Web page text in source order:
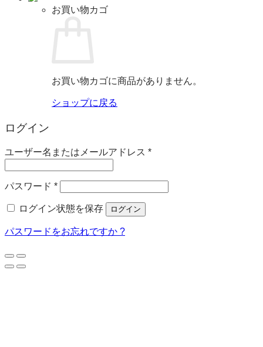
お買い物カゴ
お買い物カゴに商品がありません。
ショップに戻る
ログイン
ユーザー名またはメールアドレス *必
パスワード *必
ログイン状態を保存
ログイン
パスワードをお忘れですか ?